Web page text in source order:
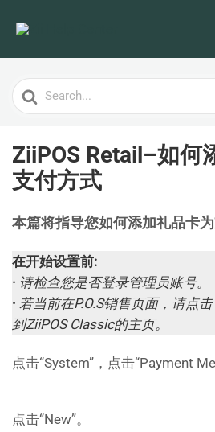
Search
For
ZiiPOS Retail–如何
支付方式
本篇将指导您如何添加礼品卡为
在开始设置前:
· 请检查您是否登录管理员账号。
· 若当前在P.O.S销售页面，请点击
到ZiiPOS Classic的主页。
点击“System”，点击“Payment
点击“New”。